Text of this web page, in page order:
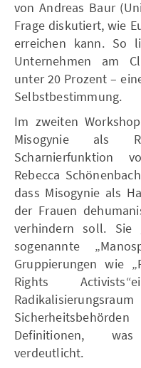
von Andreas Baur
Frage diskutiert, wie
erreichen kann. So
Unternehmen am
unter 20 Prozent –
Selbstbestimmung.
Im zweiten
Misogynie als
Scharnierfunktion
Rebecca
dass Misogynie als
der Frauen
verhindern soll. Sie
sogenannte
Gruppierungen wie
Rights
Definitionen,
verdeutlicht.